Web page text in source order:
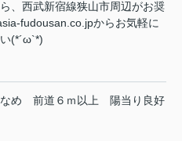
、西武新宿線狭山市周辺がお奨
fudousan.co.jpからお気軽に
(*´ω`*)
め 前道６ｍ以上 陽当り良好